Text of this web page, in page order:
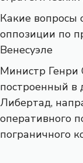
Какие вопросы
оппозиции по
Венесуэле
Министр Генри
построенный в
Либертад,
оперативного
пограничного